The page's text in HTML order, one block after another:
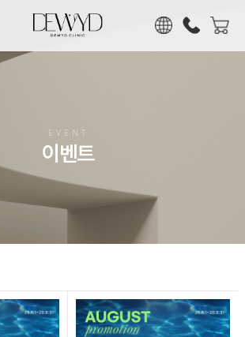
EVENT
이벤트